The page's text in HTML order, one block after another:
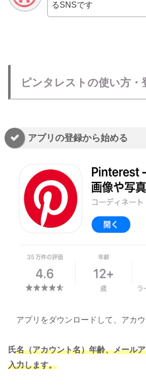
るSNSです
ピンタレストの使い方・
アプリの登録から始める
アプリをダウンロードして、アカウ
氏名（アカウント名）年齢、メール
入力します。